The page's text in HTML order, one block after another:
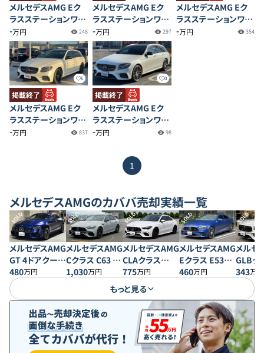
メルセデスAMG Eク
ラスステーションワゴ
ン E53 4MATIC＋
-万円 248
メルセデスAMG Eク
ラスステーションワゴ
ン E43 4MATIC
-万円 297
メルセデスAMG Eク
ラスステーションワゴ
ン E43 4MATIC
-万円 354
6
掲載終了
メルセデスAMG Eク
ラスステーションワゴ
ン E43 4MATIC
-万円 837
0
掲載終了
メルセデスAMG Eク
ラスステーションワゴ
ン E43 4MATIC
-万円 98
1
メルセデスAMGのカババ売却実績一覧
SOLD
メルセデスAMG
GT 4ドアクーペ
43 4MATIC+
480万円
SOLD
メルセデスAMG
Cクラス C63 S
Eパフォーマン
1,030万円
SOLD
メルセデスAMG
CLAクラス
CLA45 S
4MATIC+
775万円
SOLD
メルセデスAMG
Eクラス E53
4MATIC＋ クー
460万円
SOLD
メルセ
GLBク
GLB35
343万円
もっと見る